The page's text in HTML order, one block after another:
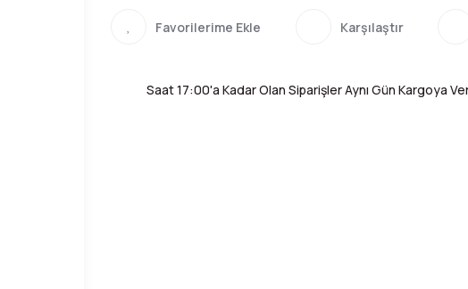
Karşılaştır
Saat 17:00'a Kadar Olan Siparişler Aynı Gün Kargoya